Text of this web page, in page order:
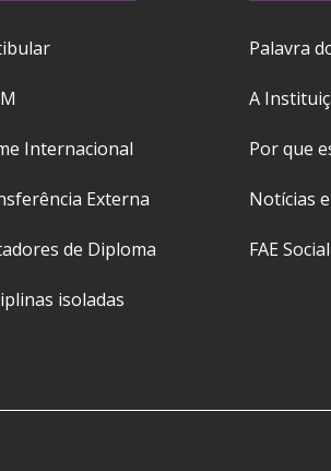
Internacional
Externa
de Diploma
isoladas
Palavra
A
Por que
Notícias
FAE Social